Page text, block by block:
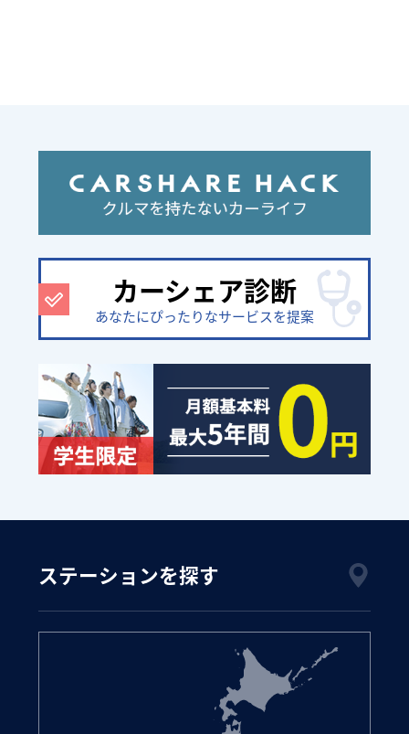
カーシェア診断
あなたにぴったりなサービスを提案
ステーションを探す